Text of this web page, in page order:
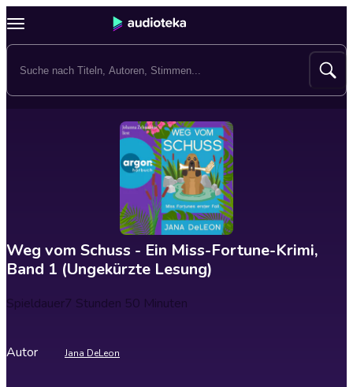
Weg vom Schuss - Ein Miss-Fortune-Krimi,
Band 1 (Ungekürzte Lesung)
Spieldauer7 Stunden 50 Minuten
Autor Jana DeLeon